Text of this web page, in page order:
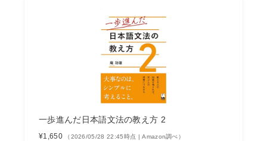
一歩進んだ日本語文法の教え方 2
¥1,650 （2026/05/28 22:45時点 | Amazon調べ）